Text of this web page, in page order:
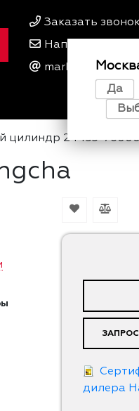
Заказать
Написать нам
Да
цилиндр 24433-
дилера